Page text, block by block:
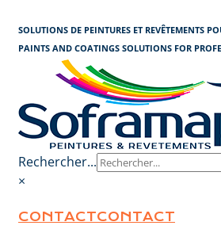
SOLUTIONS DE PEINTURES ET REVÊTEMENTS
PAINTS AND COATINGS SOLUTIONS FOR
Rechercher...
×
CONTACTCONTACT